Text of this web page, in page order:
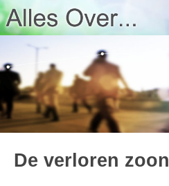
De verloren zoon